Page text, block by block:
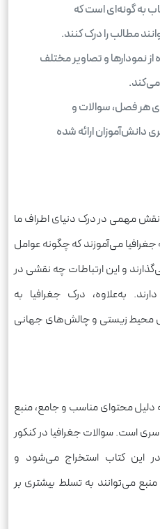
به گونه‌ای است که
مطالب را درک کنند.
از نمودارها و تصاویر مختلف
هر فصل، سوالات و
دانش‌آموزان ارائه شده
نقش مهمی در درک دنیای اطراف ما
جغرافیا می‌آموزند که چگونه عوامل
و این ارتباطات چه نقشی در
به‌علاوه، درک جغرافیا به
محیط زیستی و چالش‌های جهانی
دلیل محتوای مناسب و جامع، منبع
است. سوالات جغرافیا در کنکور
این کتاب استخراج می‌شود و
می‌توانند به تسلط بیشتری بر